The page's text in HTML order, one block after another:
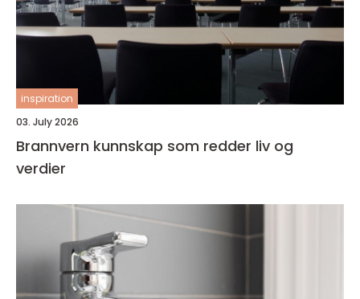
inspiration
03. July 2026
Brannvern kunnskap som redder liv og
verdier